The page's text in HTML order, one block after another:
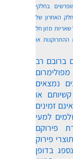
בחלקי
האחרון של
מזון חל
או
ברובם רב
נמצאים
או
זמינים
למעי
פירוקם
פירוק
בדופן